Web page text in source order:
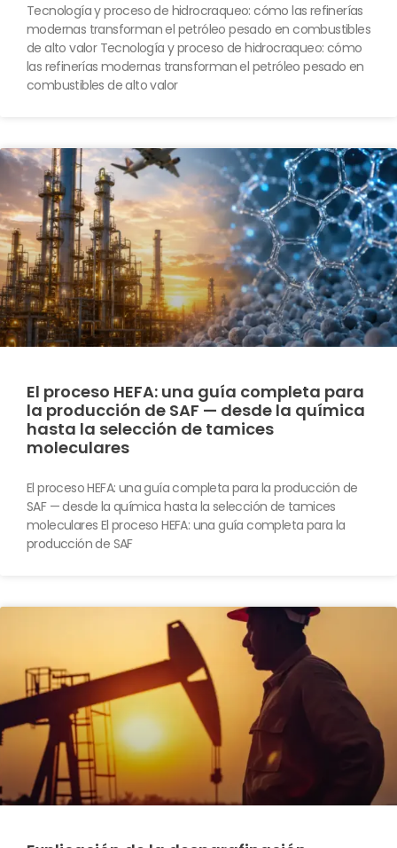
Tecnología y proceso de hidrocraqueo: cómo las refinerías
modernas transforman el petróleo pesado en combustibles
de alto valor Tecnología y proceso de hidrocraqueo: cómo
las refinerías modernas transforman el petróleo pesado en
combustibles de alto valor
El proceso HEFA: una guía completa para
la producción de SAF — desde la química
hasta la selección de tamices
moleculares
El proceso HEFA: una guía completa para la producción de
SAF — desde la química hasta la selección de tamices
moleculares El proceso HEFA: una guía completa para la
producción de SAF